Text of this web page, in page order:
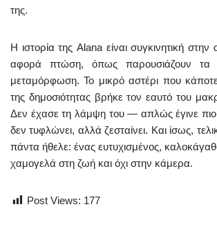
της.
Η ιστορία της Alana είναι συγκινητική
αφορά πτώση, όπως παρουσιάζουν τα
μεταμόρφωση. Το μικρό αστέρι που
της δημοσιότητας βρήκε τον εαυτό του
Δεν έχασε τη λάμψη του — απλώς έγινε
δεν τυφλώνει, αλλά ζεσταίνει. Και ίσως,
πάντα ήθελε: ένας ευτυχισμένος,
χαμογελά στη ζωή και όχι στην κάμερα.
Post Views: 177